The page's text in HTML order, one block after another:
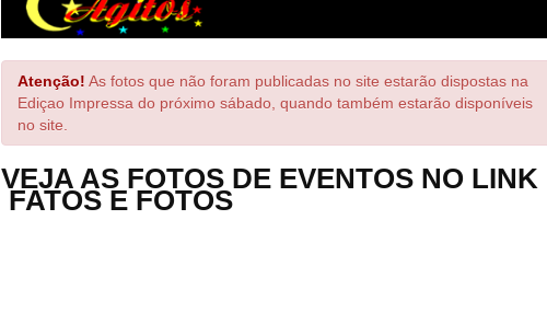
Atenção! As fotos que não foram publicadas no site estarão dispostas na
Ediçao Impressa do próximo sábado, quando também estarão disponíveis
no site.
VEJA AS FOTOS DE EVENTOS NO LINK
FATOS E FOTOS